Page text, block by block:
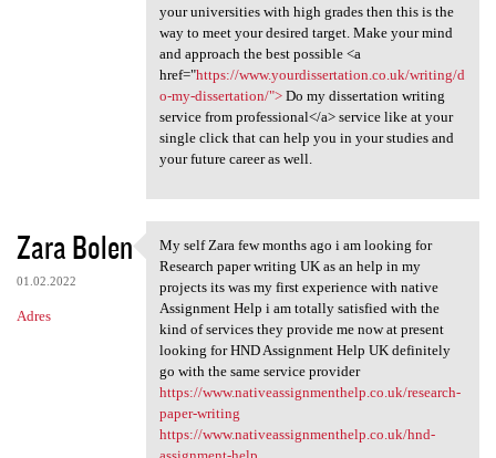
your universities with high grades then this is the
way to meet your desired target. Make your mind
and approach the best possible <a
href="https://www.yourdissertation.co.uk/writing/d
o-my-dissertation/">Do my dissertation writing
service from professional</a> service like at your
single click that can help you in your studies and
your future career as well.
Zara Bolen
01.02.2022
Adres
My self Zara few months ago i
My self Zara few months ago i am looking for
Research paper writing UK as an help in my
projects its was my first experience with native
Assignment Help i am totally satisfied with the
kind of services they provide me now at present
looking for HND Assignment Help UK definitely
go with the same service provider
https://www.nativeassignmenthelp.co.uk/research-
paper-writing
https://www.nativeassignmenthelp.co.uk/hnd-